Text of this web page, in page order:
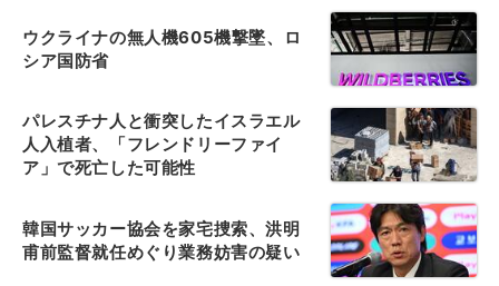
ウクライナの無人機605機撃墜、ロ
シア国防省
パレスチナ人と衝突したイスラエル
人入植者、「フレンドリーファイ
ア」で死亡した可能性
韓国サッカー協会を家宅捜索、洪明
甫前監督就任めぐり業務妨害の疑い